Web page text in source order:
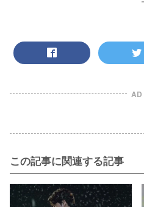
AD
この記事に関連する記事